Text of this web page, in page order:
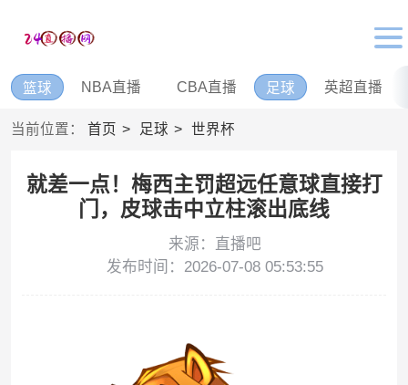
篮球 NBA直播 CBA直播 足球 英超直播
当前位置： 首页 足球 世界杯
就差一点！梅西主罚超远任意球直接打
门，皮球击中立柱滚出底线
来源：直播吧
发布时间：2026-07-08 05:53:55